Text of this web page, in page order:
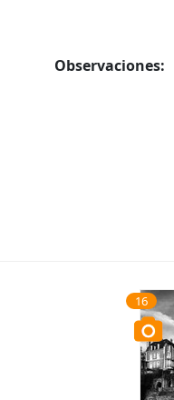
Observaciones:
16